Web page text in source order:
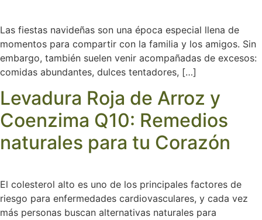
Las fiestas navideñas son una época especial llena de
momentos para compartir con la familia y los amigos. Sin
embargo, también suelen venir acompañadas de excesos:
comidas abundantes, dulces tentadores, […]
Levadura Roja de Arroz y
Coenzima Q10: Remedios
naturales para tu Corazón
El colesterol alto es uno de los principales factores de
riesgo para enfermedades cardiovasculares, y cada vez
más personas buscan alternativas naturales para